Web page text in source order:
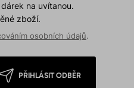
na uvítanou.
zboží.
osobních údajů.
PŘIHLÁSIT ODBĚR